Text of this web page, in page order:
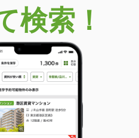
検索！